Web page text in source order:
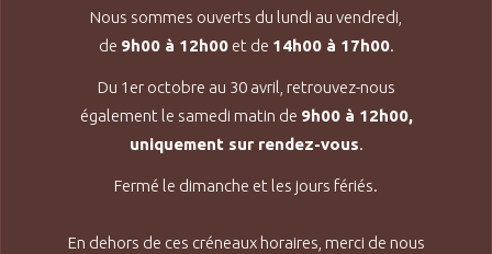
Nous sommes ouverts du lundi au vendredi,
de 9h00 à 12h00et de 14h00 à 17h00.
Du 1er octobre au 30 avril, retrouvez-nous
également le samedi matin de 9h00 à 12h00,
uniquement sur rendez-vous.
Fermé le dimanche et les jours fériés.
En dehors de ces créneaux horaires, merci de nous